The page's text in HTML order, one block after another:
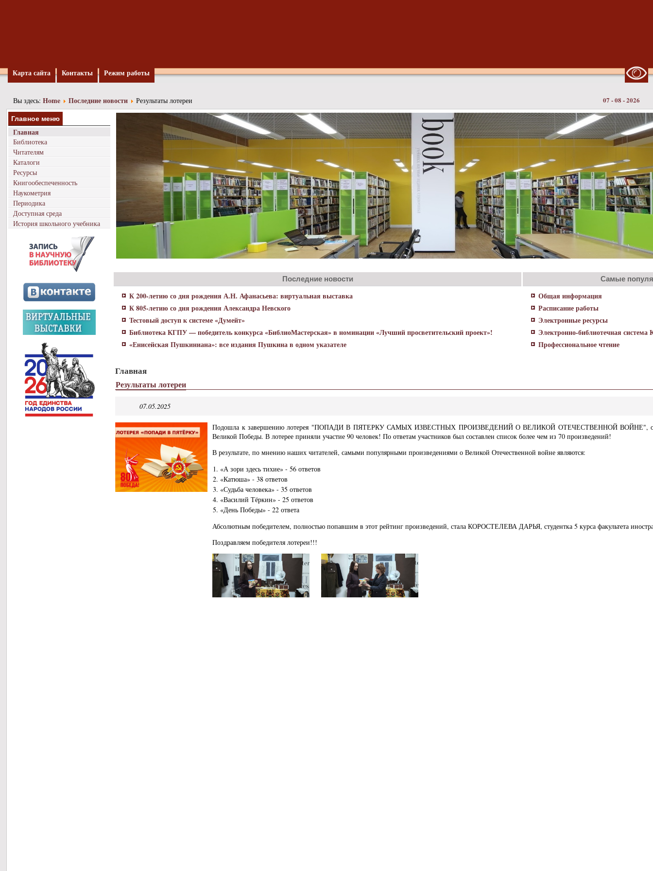
Карта сайта Контакты Режим работы
Вы здесь: Home Последние новости Результаты лотереи 07 - 08 - 2026
Главное меню
Главная
Библиотека
Читателям
Каталоги
Ресурсы
Книгообеспеченность
Наукометрия
Периодика
Доступная среда
История школьного учебника
Последние новости
К 200-летию со дня рождения А.Н. Афанасьева: виртуальная выставка
К 805-летию со дня рождения Александра Невского
Тестовый доступ к системе «Думейт»
Библиотека КГПУ — победитель конкурса «БиблиоМастерская» в номинации «Лучший просветительский проект»!
«Енисейская Пушкиниана»: все издания Пушкина в одном указателе
Самые
Общая информация
Расписание работы
Электронные ресурсы
Электронно-библиотечная
Профессиональное чтение
Главная
Результаты лотереи
07.05.2025
Подошла к завершению лотерея "ПОПАДИ В ПЯТЕРКУ САМЫХ ИЗВЕСТНЫХ ПРОИЗВЕДЕНИЙ О ВЕЛИКОЙ ОТЕЧЕСТВЕННОЙ ВОЙНЕ",
Великой Победы. В лотерее приняли участие 90 человек! По ответам участников был составлен список более чем из 70 произведений!
В результате, по мнению наших читателей, самыми популярными произведениями о Великой Отечественной войне являются:
1. «А зори здесь тихие» - 56 ответов
2. «Катюша» - 38 ответов
3. «Судьба человека» - 35 ответов
4. «Василий Тёркин» - 25 ответов
5. «День Победы» - 22 ответа
Абсолютным победителем, полностью попавшим в этот рейтинг произведений, стала КОРОСТЕЛЕВА ДАРЬЯ, студентка 5 курса факультета
Поздравляем победителя лотереи!!!